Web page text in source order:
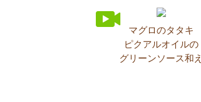
マグロのタタキ
ピクアルオイルの
グリーンソース和え